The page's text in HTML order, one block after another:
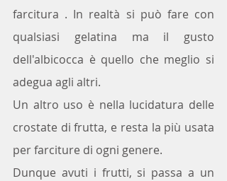
farcitura . In realtà si può fare con
qualsiasi gelatina ma il gusto
dell'albicocca è quello che meglio si
adegua agli altri.
Un altro uso è nella lucidatura delle
crostate di frutta, e resta la più usata
per farciture di ogni genere.
Dunque avuti i frutti, si passa a un